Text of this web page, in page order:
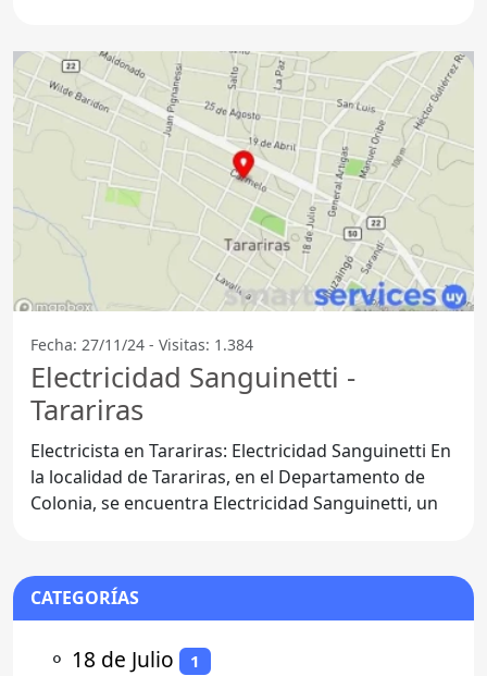
Fecha: 27/11/24 - Visitas: 1.384
Electricidad Sanguinetti -
Tarariras
Electricista en Tarariras: Electricidad Sanguinetti En
la localidad de Tarariras, en el Departamento de
Colonia, se encuentra Electricidad Sanguinetti, un
CATEGORÍAS
⚬ 18 de Julio 1